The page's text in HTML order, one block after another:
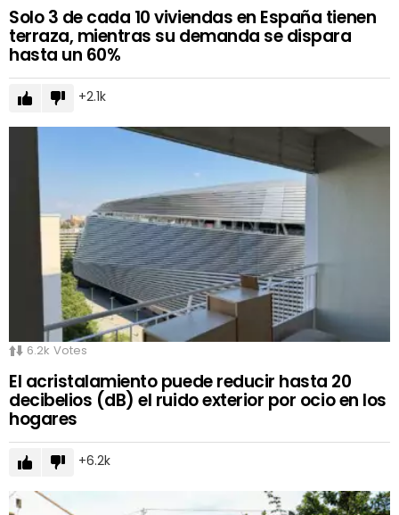
Solo 3 de cada 10 viviendas en España tienen
terraza, mientras su demanda se dispara
hasta un 60%
2.1k
6.2k Votes
El acristalamiento puede reducir hasta 20
decibelios (dB) el ruido exterior por ocio en los
hogares
6.2k